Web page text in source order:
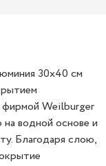
30х40 см
фирмой Weilburger
водной основе и
Благодаря слою,